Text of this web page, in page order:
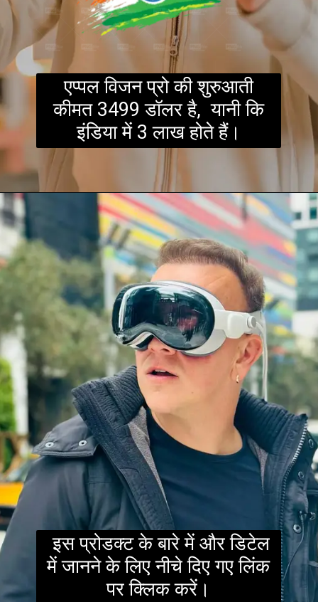
एप्पल विजन प्रो की शुरुआती
कीमत 3499 डॉलर है, यानी कि
इंडिया में 3 लाख होते हैं।
इस प्रोडक्ट के बारे में और डिटेल
में जानने के लिए नीचे दिए गए लिंक
पर क्लिक करें।